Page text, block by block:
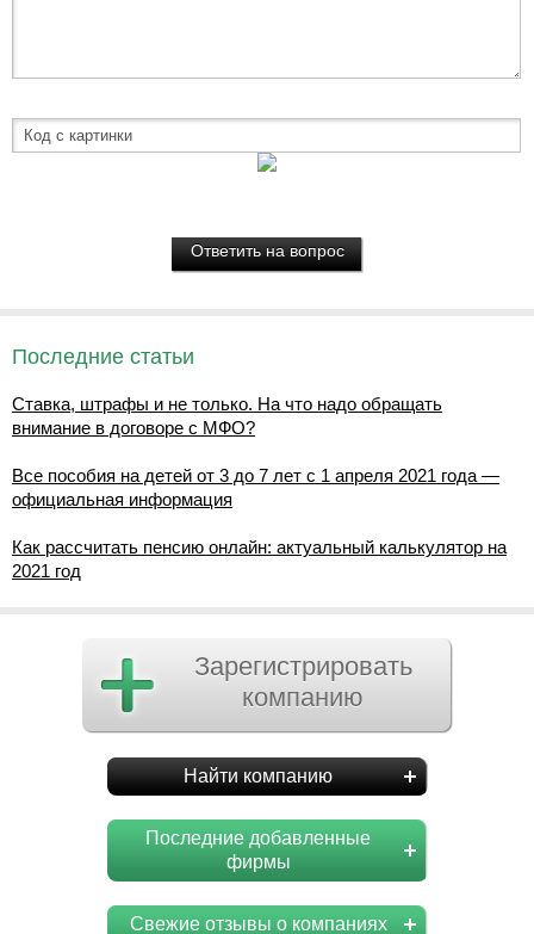
Последние статьи
Ставка, штрафы и не только. На что надо обращать
внимание в договоре с МФО?
Все пособия на детей от 3 до 7 лет с 1 апреля 2021 года —
официальная информация
Как рассчитать пенсию онлайн: актуальный калькулятор на
2021 год
Зарегистрировать
компанию
Найти компанию
Последние добавленные
фирмы
Свежие отзывы о компаниях